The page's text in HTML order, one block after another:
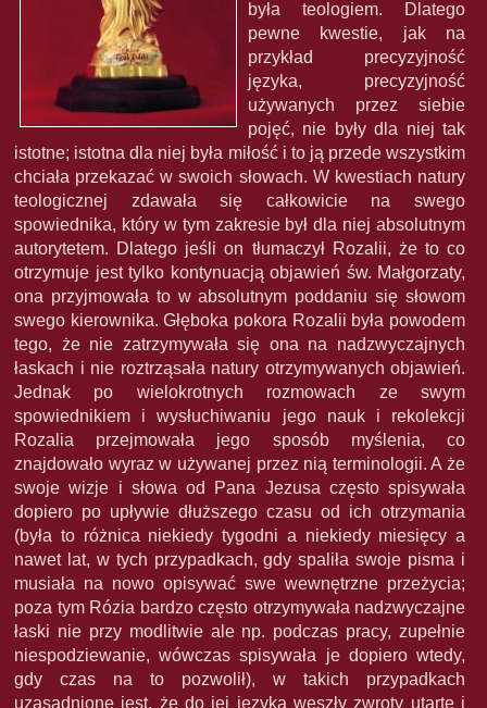
była teologiem. Dlatego
pewne kwestie, jak na
przykład precyzyjność
języka, precyzyjność
używanych przez siebie
pojęć, nie były dla niej tak
istotne; istotna dla niej była miłość i to ją przede wszystkim
chciała przekazać w swoich słowach. W kwestiach natury
teologicznej zdawała się całkowicie na swego
spowiednika, który w tym zakresie był dla niej absolutnym
autorytetem. Dlatego jeśli on tłumaczył Rozalii, że to co
otrzymuje jest tylko kontynuacją objawień św. Małgorzaty,
ona przyjmowała to w absolutnym poddaniu się słowom
swego kierownika. Głęboka pokora Rozalii była powodem
tego, że nie zatrzymywała się ona na nadzwyczajnych
łaskach i nie roztrząsała natury otrzymywanych objawień.
Jednak po wielokrotnych rozmowach ze swym
spowiednikiem i wysłuchiwaniu jego nauk i rekolekcji
Rozalia przejmowała jego sposób myślenia, co
znajdowało wyraz w używanej przez nią terminologii. A że
swoje wizje i słowa od Pana Jezusa często spisywała
dopiero po upływie dłuższego czasu od ich otrzymania
(była to różnica niekiedy tygodni a niekiedy miesięcy a
nawet lat, w tych przypadkach, gdy spaliła swoje pisma i
musiała na nowo opisywać swe wewnętrzne przeżycia;
poza tym Rózia bardzo często otrzymywała nadzwyczajne
łaski nie przy modlitwie ale np. podczas pracy, zupełnie
niespodziewanie, wówczas spisywała je dopiero wtedy,
gdy czas na to pozwolił), w takich przypadkach
uzasadnione jest, że do jej języka weszły zwroty utarte i